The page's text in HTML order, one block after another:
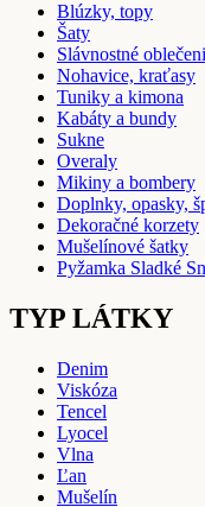
Blúzky, topy
Šaty
Slávnostné
Nohavice, kraťasy
Tuniky a kimona
Kabáty a bundy
Sukne
Overaly
Mikiny a bombery
Doplnky, opasky,
Dekoračné korzety
Mušelínové šatky
Pyžamka Sladké
TYP LÁTKY
Denim
Viskóza
Tencel
Lyocel
Vlna
Ľan
Mušelín